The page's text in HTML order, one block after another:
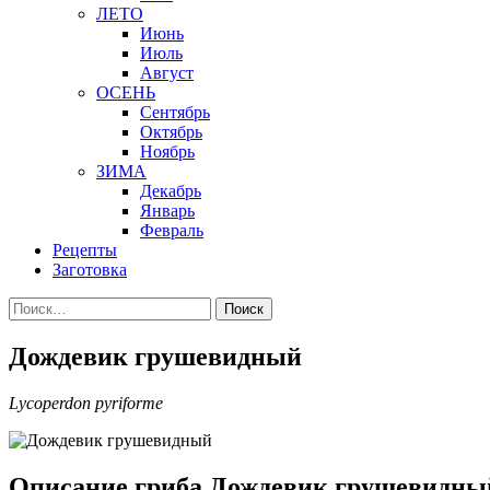
ЛЕТО
Июнь
Июль
Август
ОСЕНЬ
Сентябрь
Октябрь
Ноябрь
ЗИМА
Декабрь
Январь
Февраль
Рецепты
Заготовка
Найти:
Дождевик грушевидный
Lycoperdon pyriforme